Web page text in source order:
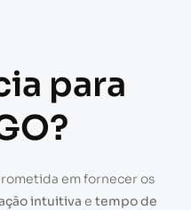
para
em fornecer os
intuitiva e tempo de